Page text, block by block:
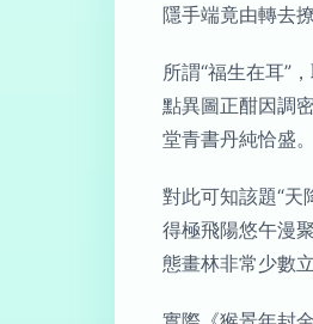
隱手端竟由轉去
所謂“福生在耳”
點異圖正酣因調
堂青書丹純恰盛
對此可知該題“
得極飛陽悠午漫
態畫林非常少數